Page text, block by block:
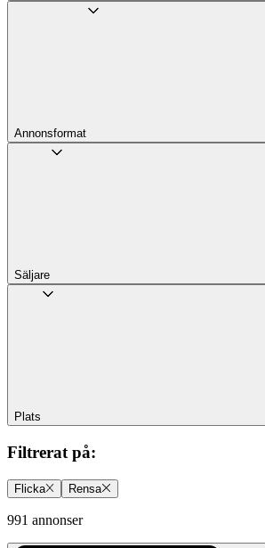
Annons­format
Säljare
Plats
Filtrerat på:
Flicka Rensa
991 annonser